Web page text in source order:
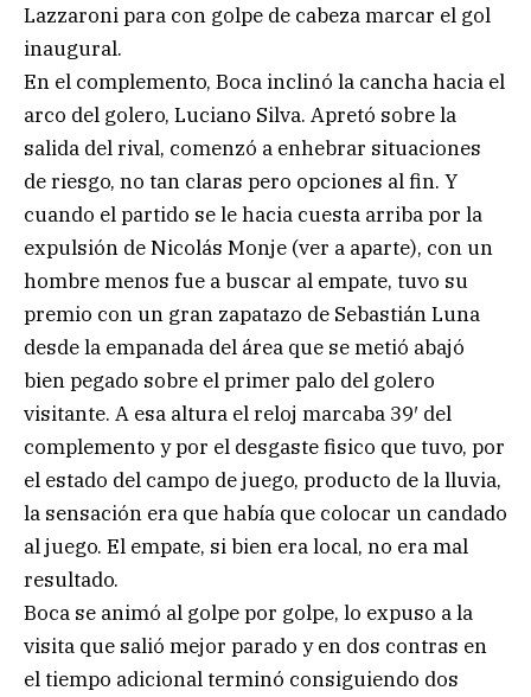
Lazzaroni para con golpe de cabeza marcar el gol
inaugural.
En el complemento, Boca inclinó la cancha hacia el
arco del golero, Luciano Silva. Apretó sobre la
salida del rival, comenzó a enhebrar situaciones
de riesgo, no tan claras pero opciones al fin. Y
cuando el partido se le hacia cuesta arriba por la
expulsión de Nicolás Monje (ver a aparte), con un
hombre menos fue a buscar al empate, tuvo su
premio con un gran zapatazo de Sebastián Luna
desde la empanada del área que se metió abajó
bien pegado sobre el primer palo del golero
visitante. A esa altura el reloj marcaba 39′ del
complemento y por el desgaste fisico que tuvo, por
el estado del campo de juego, producto de la lluvia,
la sensación era que había que colocar un candado
al juego. El empate, si bien era local, no era mal
resultado.
Boca se animó al golpe por golpe, lo expuso a la
visita que salió mejor parado y en dos contras en
el tiempo adicional terminó consiguiendo dos